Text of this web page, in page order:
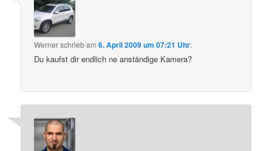
Wernerschriebam6. April 2009 um 07:21 Uhr:
Du kaufst dir endlich ne anständige Kamera?